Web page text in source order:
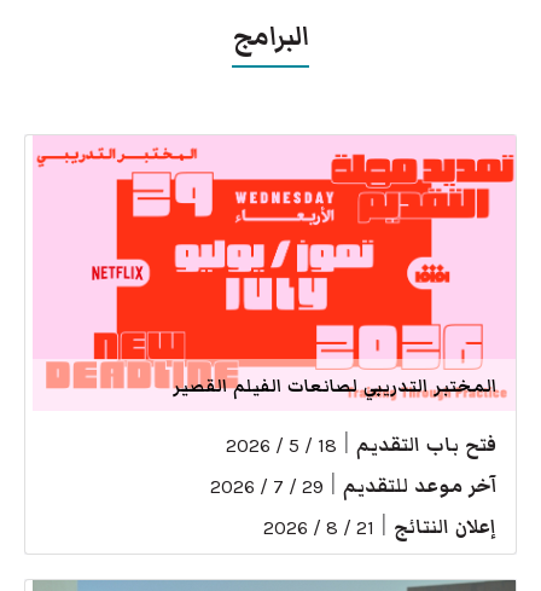
البرامج
المختبر التدريبي لصانعات الفيلم القصير
فتح باب التقديم 18 / 5 / 2026
آخر موعد للتقديم 29 / 7 / 2026
إعلان النتائج 21 / 8 / 2026